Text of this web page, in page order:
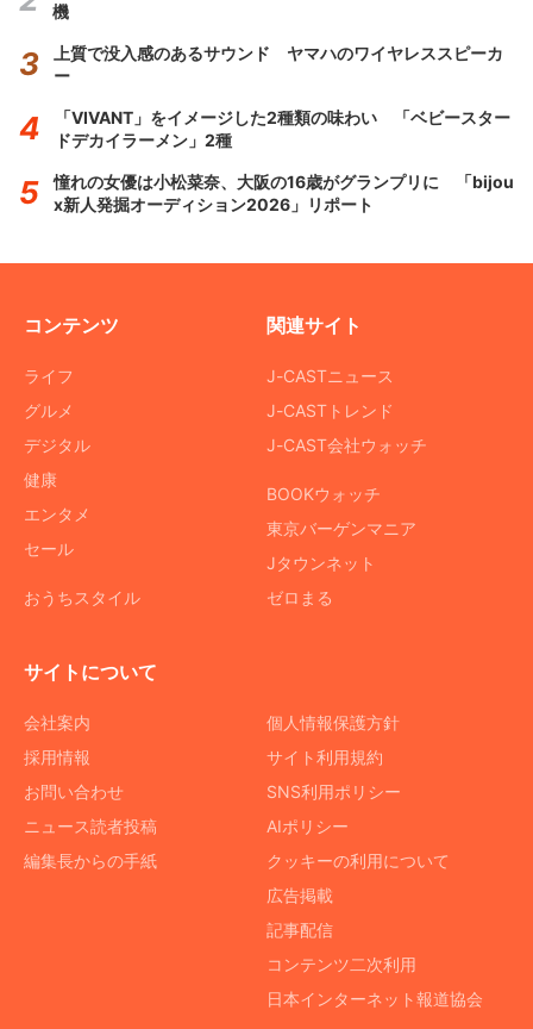
機
上質で没入感のあるサウンド ヤマハのワイヤレススピーカ
ー
「VIVANT」をイメージした2種類の味わい 「ベビースター
ドデカイラーメン」2種
憧れの女優は小松菜奈、大阪の16歳がグランプリに 「bijou
x新人発掘オーディション2026」リポート
コンテンツ
ライフ
グルメ
デジタル
健康
エンタメ
セール
おうちスタイル
関連サイト
J-CASTニュース
J-CASTトレンド
J-CAST会社ウォッチ
BOOKウォッチ
東京バーゲンマニア
Jタウンネット
ゼロまる
サイトについて
会社案内
採用情報
お問い合わせ
ニュース読者投稿
編集長からの手紙
個人情報保護方針
サイト利用規約
SNS利用ポリシー
AIポリシー
クッキーの利用について
広告掲載
記事配信
コンテンツ二次利用
日本インターネット報道協会